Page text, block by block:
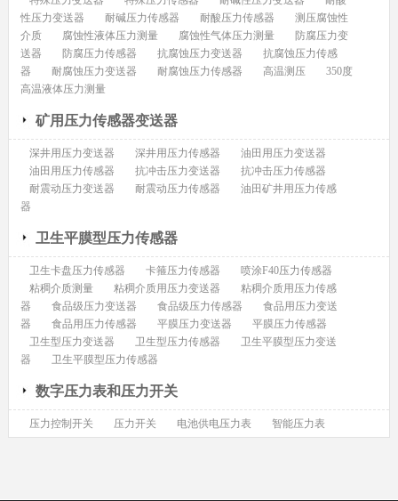
性压力变送器
耐碱压力传感器 耐酸压力传感器
测压腐蚀性
介质
腐蚀性液体压力测量 腐蚀性气体压力测量
防腐压力变
送器
防腐压力传感器 抗腐蚀压力变送器
抗腐蚀压力传感
器
耐腐蚀压力变送器 耐腐蚀压力传感器 高温测压
350度
高温液体压力测量
矿用压力传感器变送器
深井用压力变送器 深井用压力传感器
油田用压力变送器
油田用压力传感器
抗冲击压力变送器
抗冲击压力传感器
耐震动压力变送器
耐震动压力传感器
油田矿井用压力传感
器
卫生平膜型压力传感器
卫生卡盘压力传感器 卡箍压力传感器
喷涂F40压力传感器
粘稠介质测量
粘稠介质用压力变送器
粘稠介质用压力传感
器
食品级压力变送器 食品级压力传感器
食品用压力变送
器
食品用压力传感器 平膜压力变送器
平膜压力传感器
卫生型压力变送器
卫生型压力传感器
卫生平膜型压力变送
器
卫生平膜型压力传感器
数字压力表和压力开关
压力控制开关 压力开关 电池供电压力表 智能压力表